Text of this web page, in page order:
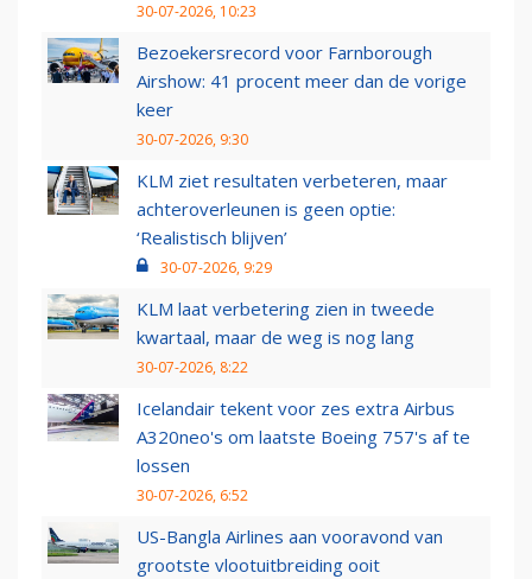
30-07-2026, 10:23
Bezoekersrecord voor Farnborough
Airshow: 41 procent meer dan de vorige
keer
30-07-2026, 9:30
KLM ziet resultaten verbeteren, maar
achteroverleunen is geen optie:
‘Realistisch blijven’
30-07-2026, 9:29
KLM laat verbetering zien in tweede
kwartaal, maar de weg is nog lang
30-07-2026, 8:22
Icelandair tekent voor zes extra Airbus
A320neo's om laatste Boeing 757's af te
lossen
30-07-2026, 6:52
US-Bangla Airlines aan vooravond van
grootste vlootuitbreiding ooit